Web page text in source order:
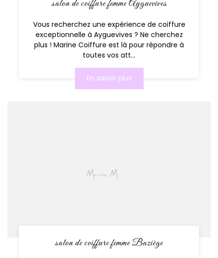
salon de coiffure femme Ayguevives
Vous recherchez une expérience de coiffure
exceptionnelle à Ayguevives ? Ne cherchez
plus ! Marine Coiffure est là pour répondre à
toutes vos att...
En savoir plus
salon de coiffure femme Baziège